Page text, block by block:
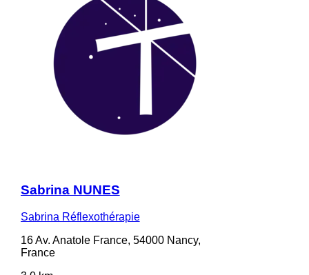
Sabrina NUNES
Sabrina Réflexothérapie
16 Av. Anatole France, 54000 Nancy,
France